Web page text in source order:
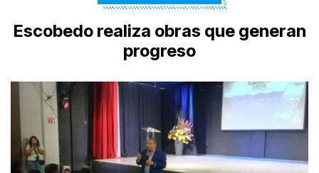
Escobedo realiza obras que generan
progreso